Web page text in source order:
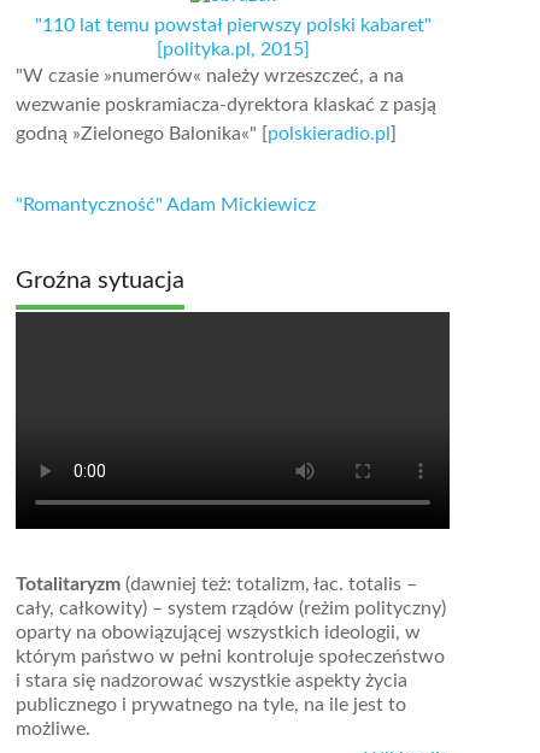
"110 lat temu powstał pierwszy polski kabaret"
[polityka.pl, 2015]
"W czasie »numerów« należy wrzeszczeć, a na
wezwanie poskramiacza-dyrektora klaskać z pasją
godną »Zielonego Balonika«" [polskieradio.pl]
"Romantyczność" Adam Mickiewicz
Groźna sytuacja
Totalitaryzm (dawniej też: totalizm, łac. totalis –
cały, całkowity) – system rządów (reżim polityczny)
oparty na obowiązującej wszystkich ideologii, w
którym państwo w pełni kontroluje społeczeństwo
i stara się nadzorować wszystkie aspekty życia
publicznego i prywatnego na tyle, na ile jest to
możliwe.